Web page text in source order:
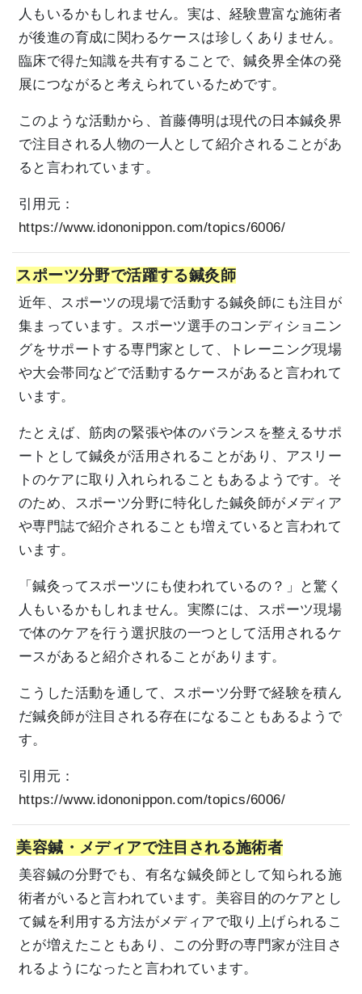
人もいるかもしれません。実は、経験豊富な施術者
が後進の育成に関わるケースは珍しくありません。
臨床で得た知識を共有することで、鍼灸界全体の発
展につながると考えられているためです。
このような活動から、首藤傳明は現代の日本鍼灸界
で注目される人物の一人として紹介されることがあ
ると言われています。
引用元：
https://www.idononippon.com/topics/6006/
スポーツ分野で活躍する鍼灸師
近年、スポーツの現場で活動する鍼灸師にも注目が
集まっています。スポーツ選手のコンディショニン
グをサポートする専門家として、トレーニング現場
や大会帯同などで活動するケースがあると言われて
います。
たとえば、筋肉の緊張や体のバランスを整えるサポ
ートとして鍼灸が活用されることがあり、アスリー
トのケアに取り入れられることもあるようです。そ
のため、スポーツ分野に特化した鍼灸師がメディア
や専門誌で紹介されることも増えていると言われて
います。
「鍼灸ってスポーツにも使われているの？」と驚く
人もいるかもしれません。実際には、スポーツ現場
で体のケアを行う選択肢の一つとして活用されるケ
ースがあると紹介されることがあります。
こうした活動を通して、スポーツ分野で経験を積ん
だ鍼灸師が注目される存在になることもあるようで
す。
引用元：
https://www.idononippon.com/topics/6006/
美容鍼・メディアで注目される施術者
美容鍼の分野でも、有名な鍼灸師として知られる施
術者がいると言われています。美容目的のケアとし
て鍼を利用する方法がメディアで取り上げられるこ
とが増えたこともあり、この分野の専門家が注目さ
れるようになったと言われています。